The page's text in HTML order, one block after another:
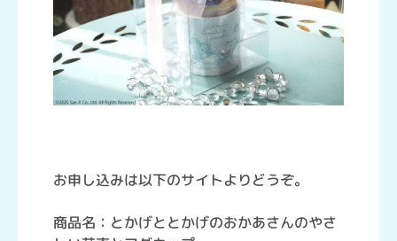
お申し込みは以下のサイトよりどうぞ。
商品名：とかげととかげのおかあさんのやさ